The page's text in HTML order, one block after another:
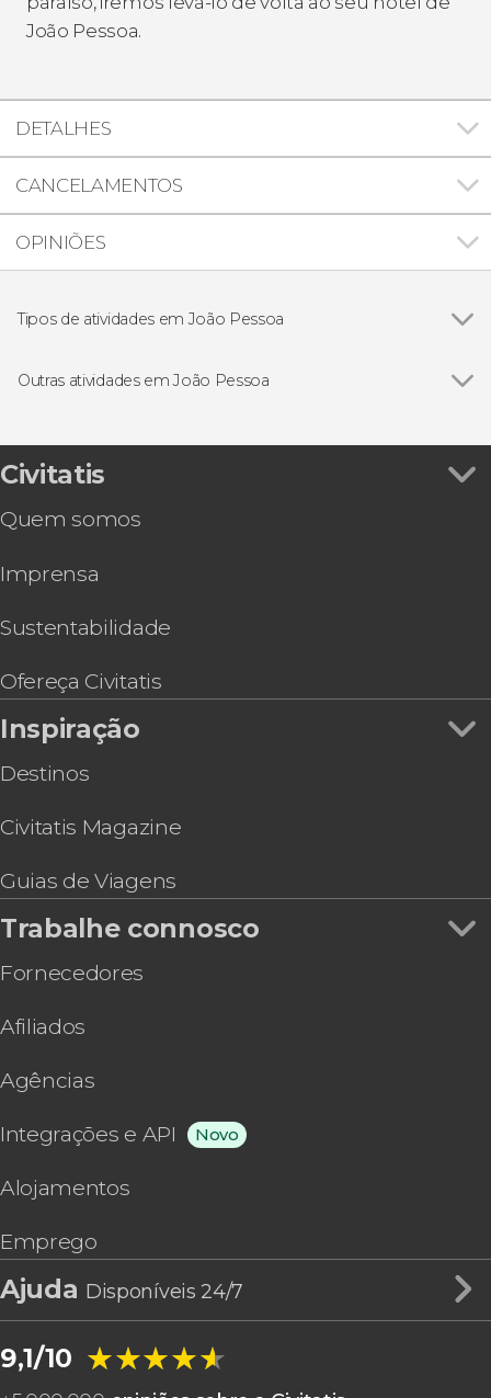
João Pessoa.
DETALHES
CANCELAMENTOS
OPINIÕES
Tipos de atividades em João Pessoa
Visitas guiadas e free tours
Outras atividades em João Pessoa
Tour de buggy pelo litoral sul da Paraíba
Tour privado por João Pessoa
Oxente
Civitatis
Quem somos
Imprensa
Sustentabilidade
Ofereça Civitatis
Inspiração
Destinos
Civitatis Magazine
Guias de Viagens
Trabalhe connosco
Fornecedores
Afiliados
Agências
Integrações e API Novo
Alojamentos
Emprego
Ajuda Disponíveis 24/7
9,1/10 ★★★★★
★★★★★